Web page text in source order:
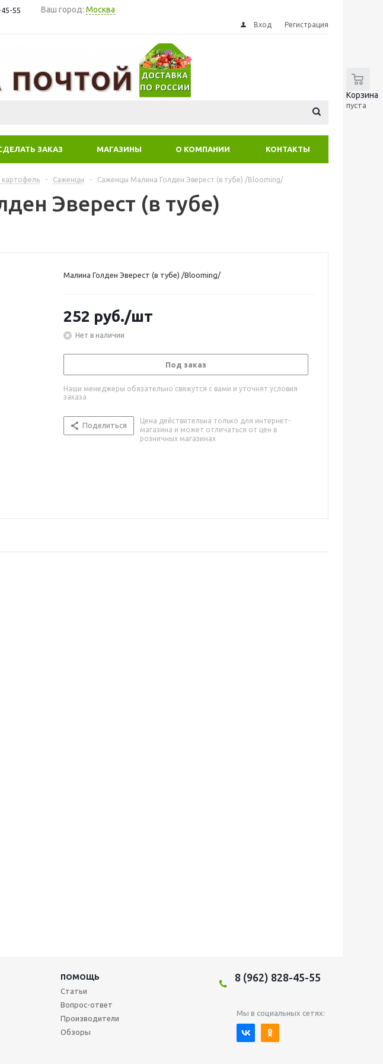
55 Ваш город: Москва
Вход Регистрация
Корзина
пуста
ЗАКАЗ МАГАЗИНЫ О КОМПАНИИ КОНТАКТЫ
картофель - Саженцы - Саженцы Малина Голден Эверест (в тубе) /Blooming/
Эверест (в тубе)
Малина Голден Эверест (в тубе) /Blooming/
252 руб./шт
Нет в наличии
Под заказ
Наши менеджеры обязательно свяжутся с вами и уточнят условия
заказа
Поделиться
Цена действительна только для интернет-
магазина и может отличаться от цен в
розничных магазинах
ПОМОЩЬ
Статьи
Вопрос-ответ
Производители
Обзоры
8 (962) 828-45-55
Мы в социальных сетях: